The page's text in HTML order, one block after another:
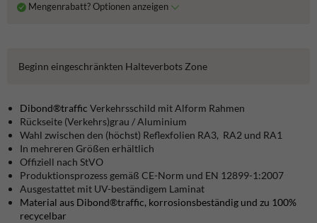
Mengenrabatt? Optionen anzeigen
Beginn eingeschränkten Halteverbots Zone
Dibond®traffic Verkehrsschild mit Alform Rahmen
Rückseite (Verkehrs)grau / Aluminium
Wahl zwischen den (höchst) Reflexfolien RA3, RA2 und RA1
In mehreren Größen erhältlich
Offiziell nach StVO
Produktionsprozess gemäß CE-Norm und EN 12899-1:2007
Ausgestattet mit UV-beständigem Laminat
Material aus Dibond®traffic, korrosionsbeständig und zu 100%
recycelbar